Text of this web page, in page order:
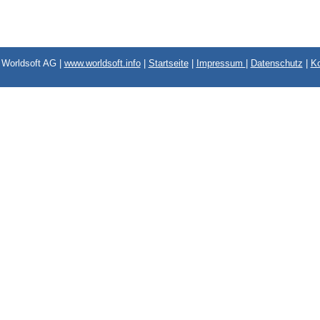
AG | www.worldsoft.info| Startseite| Impressum Datenschutz